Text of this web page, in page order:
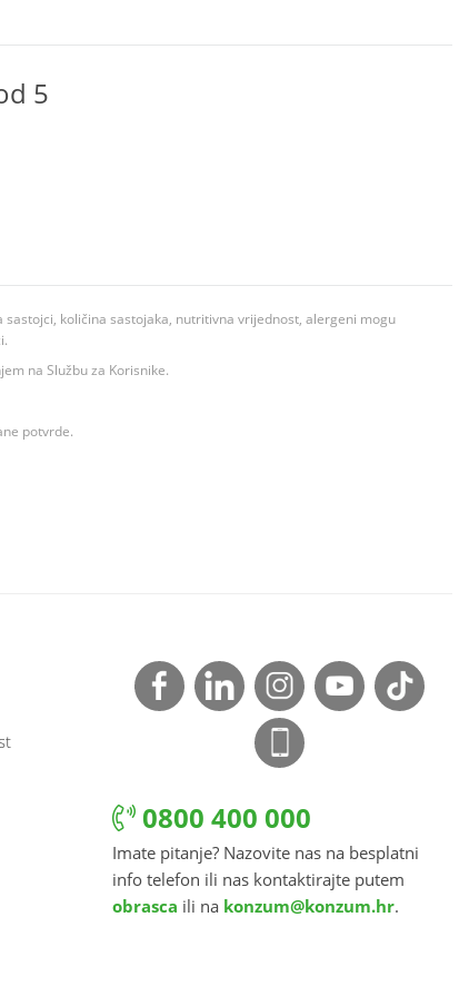
5
količina sastojaka, nutritivna vrijednost, alergeni mogu
na Službu za Korisnike.
potvrde.
0800 400 000
Imate pitanje? Nazovite nas na besplatni
info telefon ili nas kontaktirajte putem
obrasca ili na konzum@konzum.hr.